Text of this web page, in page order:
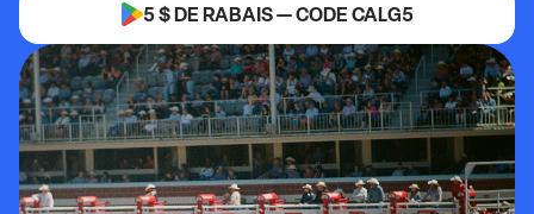
5 $ DE RABAIS — CODE CALG5